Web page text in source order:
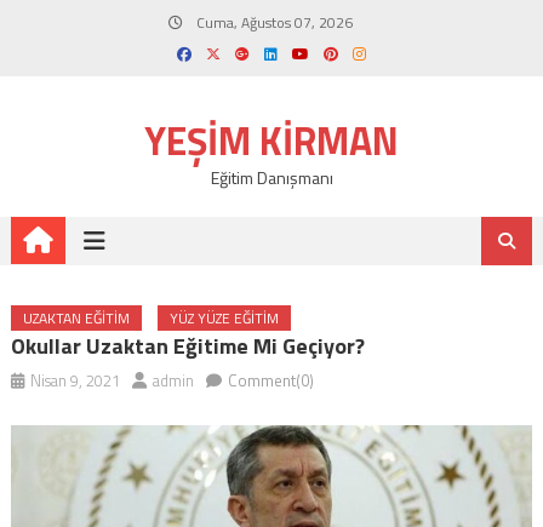
Cuma, Ağustos 07, 2026
YEŞIM KIRMAN
Eğitim Danışmanı
UZAKTAN EĞITIM YÜZ YÜZE EĞITIM
Okullar Uzaktan Eğitime Mi Geçiyor?
Nisan 9, 2021 admin Comment(0)